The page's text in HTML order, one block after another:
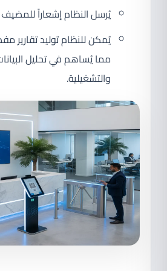
يُرسل النظام إشعاراً للمضيف
يُمكن للنظام توليد تقارير
مما يُساهم في تحليل
والتشغيلية.